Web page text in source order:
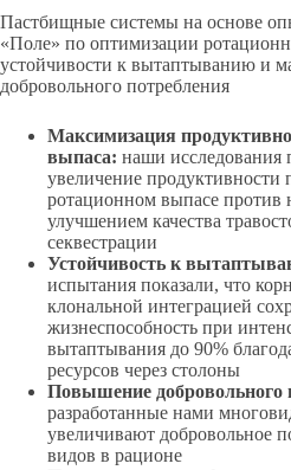
Пастбищные системы на основе
«Поле» по оптимизации
устойчивости к вытаптыванию и
добровольного потребления
Максимизация
выпаса: наши исследования
увеличение продуктивности
ротационном выпасе против
улучшением качества
секвестрации
Устойчивость к
испытания показали, что
клональной интеграцией
жизнеспособность при
вытаптывания до 90%
ресурсов через столоны
Повышение добровольного
разработанные нами
увеличивают добровольное
видов в рационе